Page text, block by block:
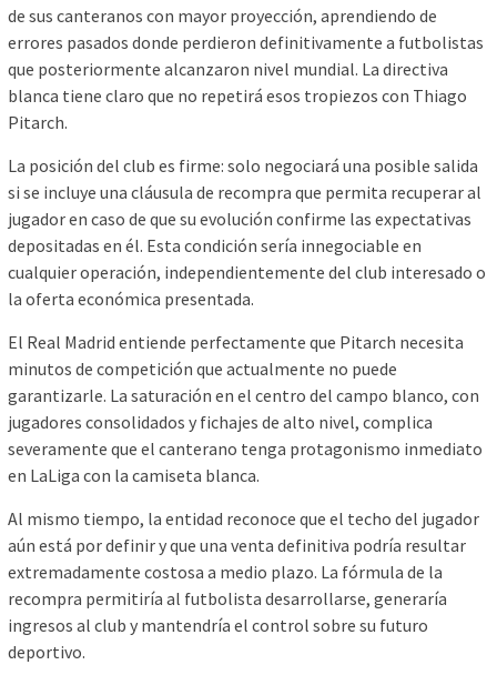
de sus canteranos con mayor proyección, aprendiendo de
errores pasados donde perdieron definitivamente a futbolistas
que posteriormente alcanzaron nivel mundial. La directiva
blanca tiene claro que no repetirá esos tropiezos con Thiago
Pitarch.
La posición del club es firme: solo negociará una posible salida
si se incluye una cláusula de recompra que permita recuperar al
jugador en caso de que su evolución confirme las expectativas
depositadas en él. Esta condición sería innegociable en
cualquier operación, independientemente del club interesado o
la oferta económica presentada.
El Real Madrid entiende perfectamente que Pitarch necesita
minutos de competición que actualmente no puede
garantizarle. La saturación en el centro del campo blanco, con
jugadores consolidados y fichajes de alto nivel, complica
severamente que el canterano tenga protagonismo inmediato
en LaLiga con la camiseta blanca.
Al mismo tiempo, la entidad reconoce que el techo del jugador
aún está por definir y que una venta definitiva podría resultar
extremadamente costosa a medio plazo. La fórmula de la
recompra permitiría al futbolista desarrollarse, generaría
ingresos al club y mantendría el control sobre su futuro
deportivo.